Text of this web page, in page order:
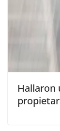
Hallaron